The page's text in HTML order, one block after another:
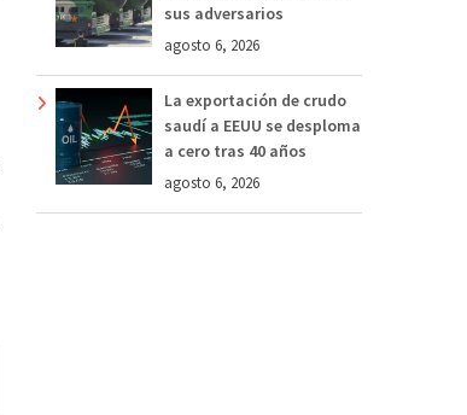
sus adversarios
agosto 6, 2026
La exportación de crudo
saudí a EEUU se desploma
a cero tras 40 años
agosto 6, 2026